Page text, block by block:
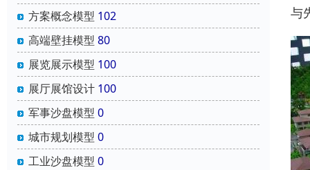
方案概念模型 102
高端壁挂模型 80
展览展示模型 100
展厅展馆设计 100
军事沙盘模型 0
城市规划模型 0
工业沙盘模型 0
与